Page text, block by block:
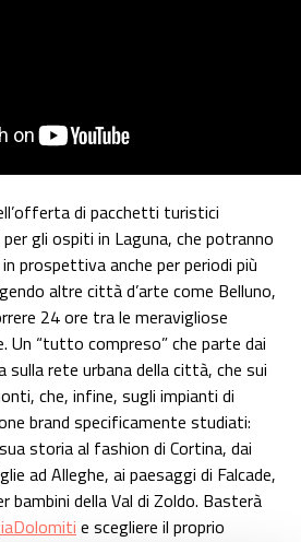
di pacchetti turistici
gli ospiti in Laguna, che potranno
prospettiva anche per periodi più
altre città d’arte come Belluno,
24 ore tra le meravigliose
Un “tutto compreso” che parte dai
rete urbana della città, che sui
che, infine, sugli impianti di
brand specificamente studiati:
storia al fashion di Cortina, dai
ad Alleghe, ai paesaggi di Falcade,
della Val di Zoldo. Basterà
e scegliere il proprio